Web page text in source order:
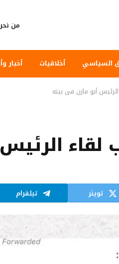
من
السياسي أخلاقيات أخبار
أبو مازن في بيته
تويتر تيلقرام